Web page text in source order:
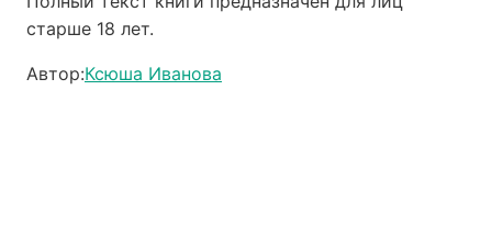
старше 18 лет.
Автор:Ксюша Иванова